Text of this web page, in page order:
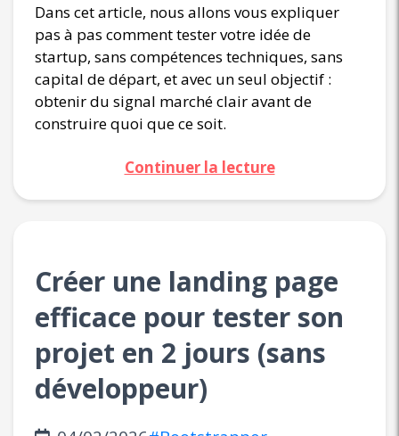
Dans cet article, nous allons vous expliquer
pas à pas comment tester votre idée de
startup, sans compétences techniques, sans
capital de départ, et avec un seul objectif :
obtenir du signal marché clair avant de
construire quoi que ce soit.
Continuer la lecture
Créer une landing page
efficace pour tester son
projet en 2 jours (sans
développeur)